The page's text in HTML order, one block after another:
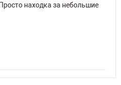
находка за небольшие